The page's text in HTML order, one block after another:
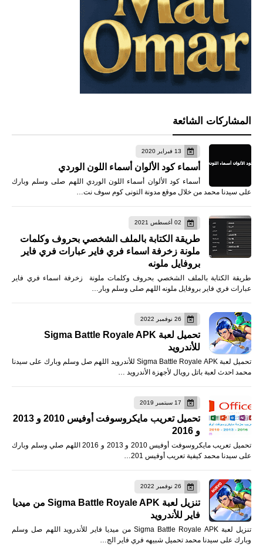
المشاركات الشائعة
13 فبراير 2020
أسماء كود الألوان أسماء اللون الوردي
أسماء كود الألوان أسماء اللون الوردي اللهم صلى وسلم وبارك
على سيدنا محمد من خلال موقع مدونة التونى كوم سوف نت…
02 أغسطس 2021
طريقة الكتابة بالملف الشخصي بحروف وكلمات
ملونة زخرفة اسماء فري فاير عبارات فري فاير
بروفايل ملونه
طريقة الكتابة بالملف الشخصي بحروف وكلمات ملونة زخرفة اسماء فري فاير
عبارات فري فاير بروفايل ملونه اللهم صلى وسلم وبار…
26 نوفمبر 2022
تحميل لعبة Sigma Battle Royale APK
للأندرويد
تحميل لعبة Sigma Battle Royale APK للأندرويد اللهم صل وسلم وبارك على سيدنا
محمد احدث لعبة باتل رويال لأجهزة الأندرويد …
17 سبتمبر 2019
تحميل تعريب مايكروسوفت أوفيس 2010 و 2013
و 2016
تحميل تعريب مايكروسوفت أوفيس 2010 و 2013 و 2016 اللهم صلي وسلم وبارك
على سيدنا محمد كيفية تعريب أوفيس 201…
26 نوفمبر 2022
تنزيل لعبة Sigma Battle Royale APK من ميديا
فاير للأندرويد
تنزيل لعبة Sigma Battle Royale APK من ميديا فاير للأندرويد اللهم صل وسلم
وبارك على سيدنا محمد تحميل شبيهه فري فاير الج…